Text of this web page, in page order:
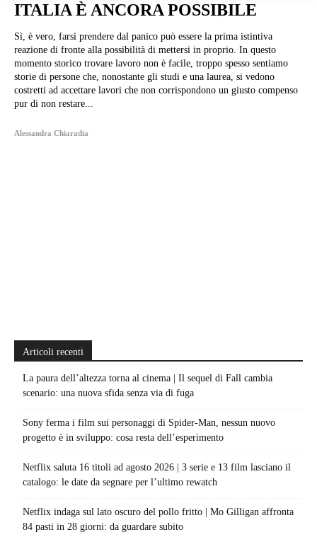
ITALIA È ANCORA POSSIBILE
Sì, è vero, farsi prendere dal panico può essere la prima istintiva
reazione di fronte alla possibilità di mettersi in proprio. In questo
momento storico trovare lavoro non è facile, troppo spesso sentiamo
storie di persone che, nonostante gli studi e una laurea, si vedono
costretti ad accettare lavori che non corrispondono un giusto compenso
pur di non restare...
Alessandra Chiaradia
Articoli recenti
La paura dell’altezza torna al cinema | Il sequel di Fall cambia
scenario: una nuova sfida senza via di fuga
Sony ferma i film sui personaggi di Spider-Man, nessun nuovo
progetto è in sviluppo: cosa resta dell’esperimento
Netflix saluta 16 titoli ad agosto 2026 | 3 serie e 13 film lasciano il
catalogo: le date da segnare per l’ultimo rewatch
Netflix indaga sul lato oscuro del pollo fritto | Mo Gilligan affronta
84 pasti in 28 giorni: da guardare subito